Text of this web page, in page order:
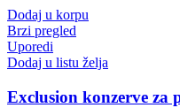
Dodaj u korpu
Brzi pregled
Uporedi
Dodaj u listu želja
Exclusion konzerve za